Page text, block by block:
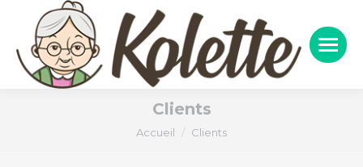
Clients
Vous êtes ici :
Accueil Clients